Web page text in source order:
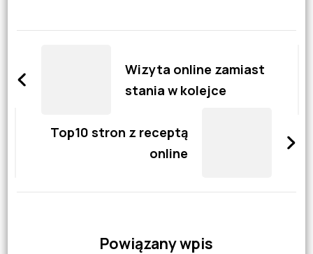
wpisy
Wizyta online zamiast
stania w kolejce
Top10 stron z receptą
online
Powiązany wpis